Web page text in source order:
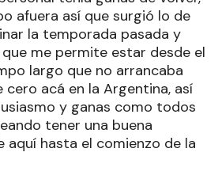
afuera así que surgió lo de
la temporada pasada y
me permite estar desde el
largo que no arrancaba
acá en la Argentina, así
y ganas como todos
tener una buena
aquí hasta el comienzo de la